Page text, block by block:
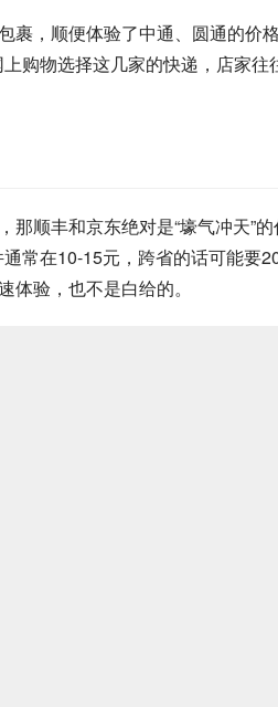
裹，顺便体验了中通、圆通的价
购物选择这几家的快递，店家
那顺丰和京东绝对是“壕气冲天”
常在10-15元，跨省的话可能要
体验，也不是白给的。